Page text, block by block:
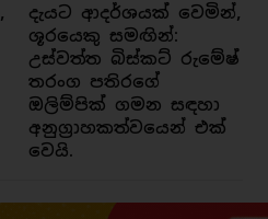
දැයට ආදර්ශයක් වෙමින්,
ශූරයෙකු සමඟින්:
උස්වත්ත බිස්කට් රුමේෂ්
තරංග පතිරගේ
ඔලිම්පික් ගමන සඳහා
අනුග්‍රාහකත්වයෙන් එක්
වෙයි.